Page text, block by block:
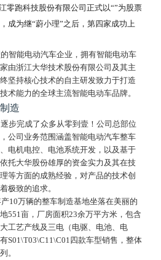
零跑科技股份有限公司正式以“”为股票
成为继“蔚小理”之后，第四家成功上
智能电动汽车企业，拥有智能电动车
由浙江大华技术股份有限公司及其主
坚持核心技术的自主研发致力于打造
术能力的全球主流智能电动车品牌。
造
步完成了众多从零到壹！公司总部位
公司业务范围涵盖智能电动汽车整车
电机电控、电池系统开发，以及基于
托大华股份雄厚的资金实力及其在技
等方面的成熟经验，对产品的技术创
极致的追求。
10万辆的整车制造基地坐落在美丽的
551亩，厂房面积23余万平方米，包含
工艺产线及三电（电驱、电池、电
S01\T03\C11\C01四款车型销售，整体
。